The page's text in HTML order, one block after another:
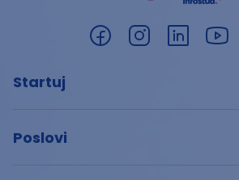
Startuj
Poslovi